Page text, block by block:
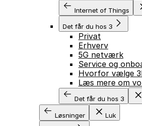
Internet of Things
Det får du hos 3
Privat
Erhverv
5G netværk
Service og
Hvorfor vælge
Læs mere om
Det får du hos 3
Løsninger Luk